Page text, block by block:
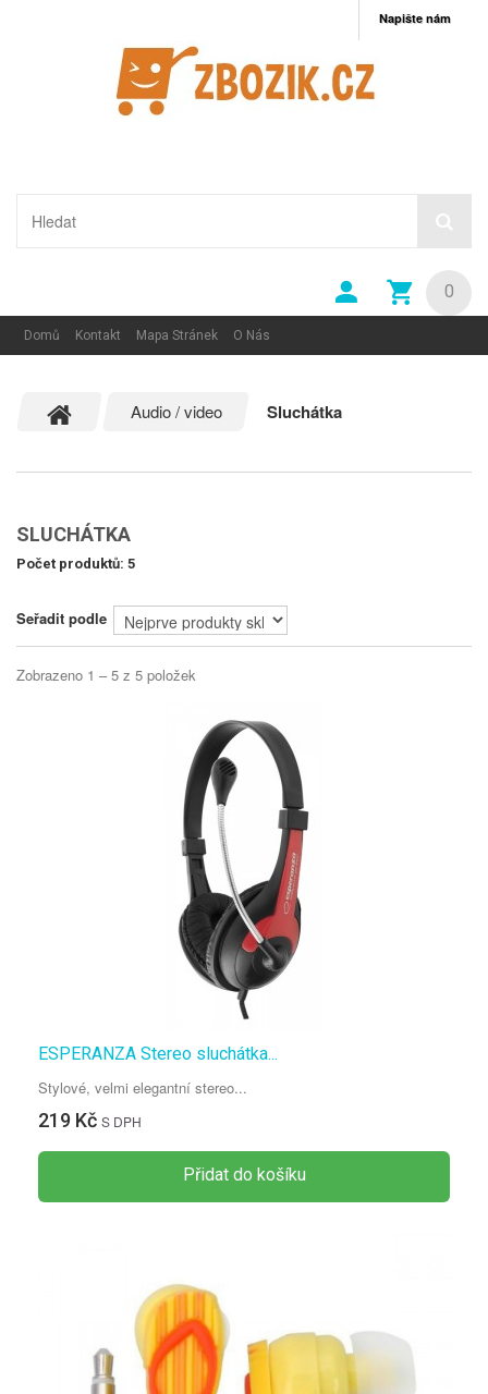
Napište nám
0
Domů Kontakt Mapa Stránek O Nás
Audio / video Sluchátka
SLUCHÁTKA
Počet produktů: 5
Seřadit podle
Zobrazeno 1 – 5 z 5 položek
ESPERANZA Stereo sluchátka...
Stylové, velmi elegantní stereo...
219 Kč S DPH
Přidat do košíku